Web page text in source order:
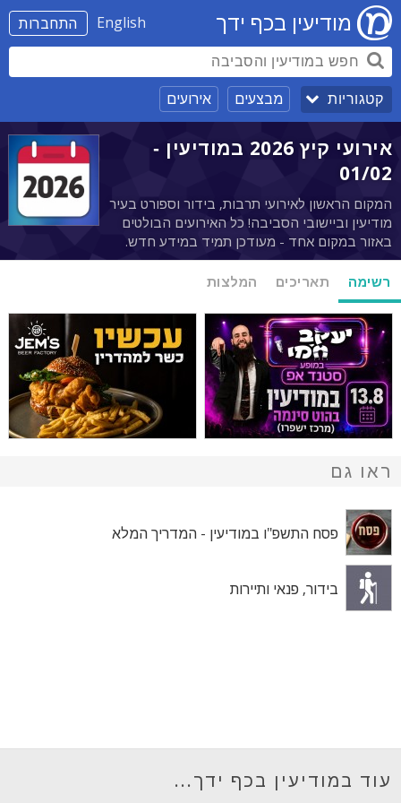
התחברות English מודיעין בכף ידך
קטגוריות מבצעים אירועים
אירועי קיץ 2026 במודיעין -
01/02
המקום הראשון לאירועי תרבות, בידור וספורט בעיר
מודיעין וביישובי הסביבה! כל האירועים הבולטים
באזור במקום אחד - מעודכן תמיד במידע חדש.
רשימה תאריכים המלצות
ראו גם
פסח התשפ"ו במודיעין - המדריך המלא
בידור, פנאי ותיירות
עוד במודיעין בכף ידך...